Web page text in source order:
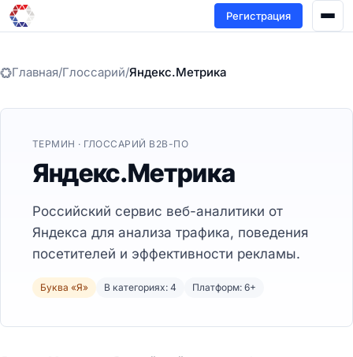
Регистрация
Главная/Глоссарий/Яндекс.Метрика
ТЕРМИН · ГЛОССАРИЙ B2B-ПО
Яндекс.Метрика
Российский сервис веб-аналитики от
Яндекса для анализа трафика, поведения
посетителей и эффективности рекламы.
Буква «Я» В категориях: 4 Платформ: 6+